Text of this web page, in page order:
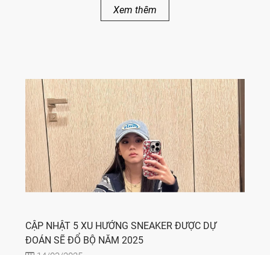
Xem thêm
CẬP NHẬT 5 XU HƯỚNG SNEAKER ĐƯỢC DỰ
ĐOÁN SẼ ĐỔ BỘ NĂM 2025